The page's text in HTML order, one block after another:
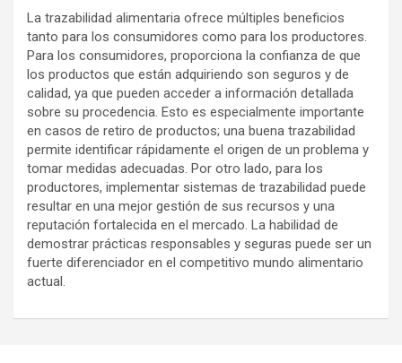
La trazabilidad alimentaria ofrece múltiples beneficios
tanto para los consumidores como para los productores.
Para los consumidores, proporciona la confianza de que
los productos que están adquiriendo son seguros y de
calidad, ya que pueden acceder a información detallada
sobre su procedencia. Esto es especialmente importante
en casos de retiro de productos; una buena trazabilidad
permite identificar rápidamente el origen de un problema y
tomar medidas adecuadas. Por otro lado, para los
productores, implementar sistemas de trazabilidad puede
resultar en una mejor gestión de sus recursos y una
reputación fortalecida en el mercado. La habilidad de
demostrar prácticas responsables y seguras puede ser un
fuerte diferenciador en el competitivo mundo alimentario
actual.